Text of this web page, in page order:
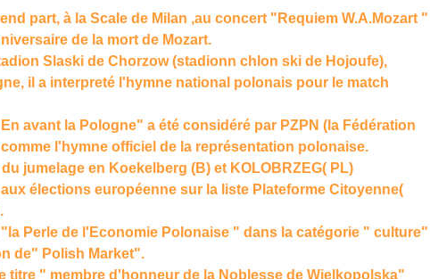
part, à la Scale de Milan ,au concert "Requiem W.A.Mozart "
de la mort de Mozart.
Slaski de Chorzow (stadionn chlon ski de Hojoufe),
il a interpreté l'hymne national polonais pour le match
avant la Pologne" a été considéré par PZPN (la Fédération
l'hymne officiel de la représentation polonaise.
jumelage en Koekelberg (B) et KOLOBRZEG( PL)
élections européenne sur la liste Plateforme Citoyenne(
"la Perle de l'Economie Polonaise " dans la catégorie " culture"
de" Polish Market".
titre " membre d'honneur de la Noblesse de Wielkopolska"